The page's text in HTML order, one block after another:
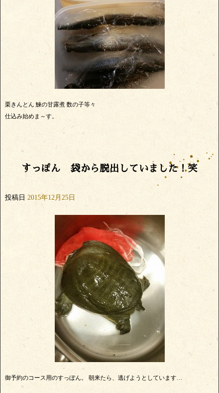
栗きんとん 鰊の甘露煮 数の子等々
仕込み始めま～す。
すっぽん 袋から脱出していました！笑
投稿日 2015年12月25日
御予約のコース用のすっぽん。 朝来たら、逃げようとしています…